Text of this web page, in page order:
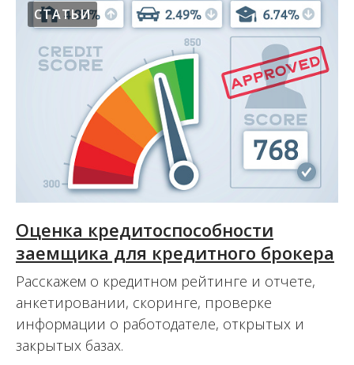
СТАТЬИ
Оценка кредитоспособности
заемщика для кредитного брокера
Расскажем о кредитном рейтинге и отчете,
анкетировании, скоринге, проверке
информации о работодателе, открытых и
закрытых базах.